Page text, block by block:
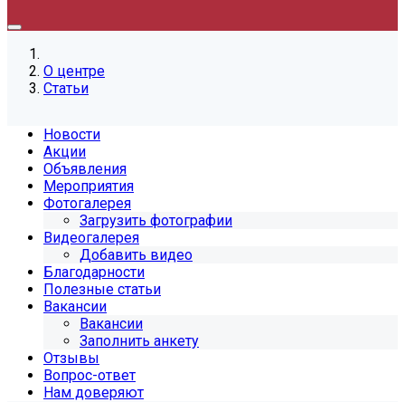
О центре
Статьи
Новости
Акции
Объявления
Мероприятия
Фотогалерея
Загрузить фотографии
Видеогалерея
Добавить видео
Благодарности
Полезные статьи
Вакансии
Вакансии
Заполнить анкету
Отзывы
Вопрос-ответ
Нам доверяют